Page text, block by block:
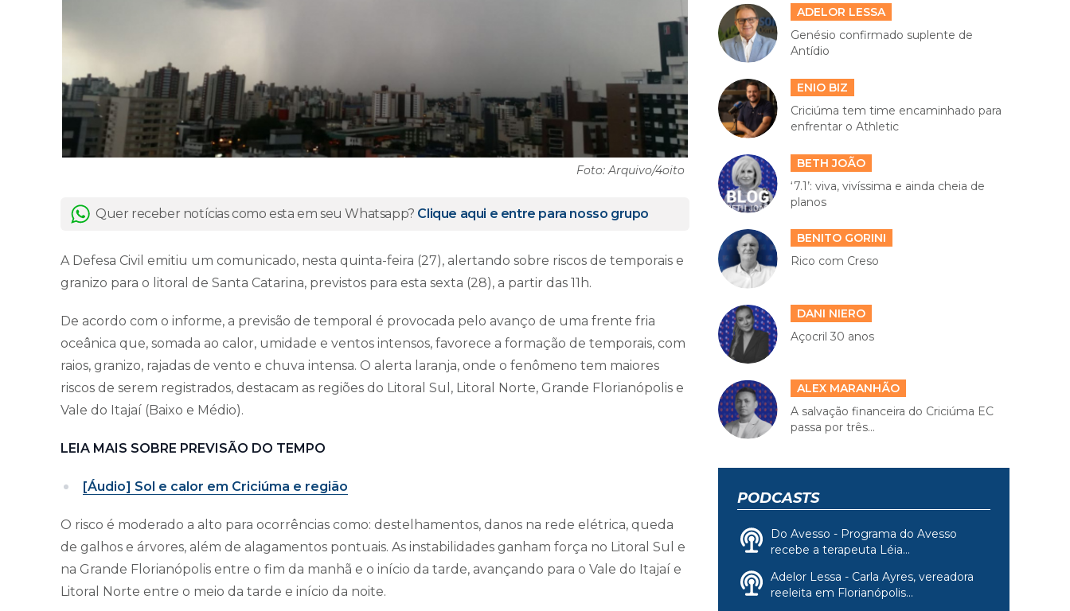
Foto: Arquivo/4oito
Quer receber notícias como esta em seu Whatsapp? Clique aqui e entre para nosso grupo
A Defesa Civil emitiu um comunicado, nesta quinta-feira (27), alertando sobre riscos de temporais e
granizo para o litoral de Santa Catarina, previstos para esta sexta (28), a partir das 11h.
De acordo com o informe, a previsão de temporal é provocada pelo avanço de uma frente fria
oceânica que, somada ao calor, umidade e ventos intensos, favorece a formação de temporais, com
raios, granizo, rajadas de vento e chuva intensa. O alerta laranja, onde o fenômeno tem maiores
riscos de serem registrados, destacam as regiões do Litoral Sul, Litoral Norte, Grande Florianópolis e
Vale do Itajaí (Baixo e Médio).
LEIA MAIS SOBRE PREVISÃO DO TEMPO
[Áudio] Sol e calor em Criciúma e região
O risco é moderado a alto para ocorrências como: destelhamentos, danos na rede elétrica, queda
de galhos e árvores, além de alagamentos pontuais. As instabilidades ganham força no Litoral Sul e
na Grande Florianópolis entre o fim da manhã e o início da tarde, avançando para o Vale do Itajaí e
Litoral Norte entre o meio da tarde e início da noite.
ADELOR LESSA
Genésio confirmado suplente de
Antídio
ENIO BIZ
Criciúma tem time encaminhado para
enfrentar o Athletic
BETH JOÃO
‘7.1’: viva, vivíssima e ainda cheia de
planos
BENITO GORINI
Rico com Creso
DANI NIERO
Açocril 30 anos
ALEX MARANHÃO
A salvação financeira do Criciúma EC
passa por três...
PODCASTS
Do Avesso - Programa do Avesso
recebe a terapeuta Léia...
Adelor Lessa - Carla Ayres, vereadora
reeleita em Florianópolis...